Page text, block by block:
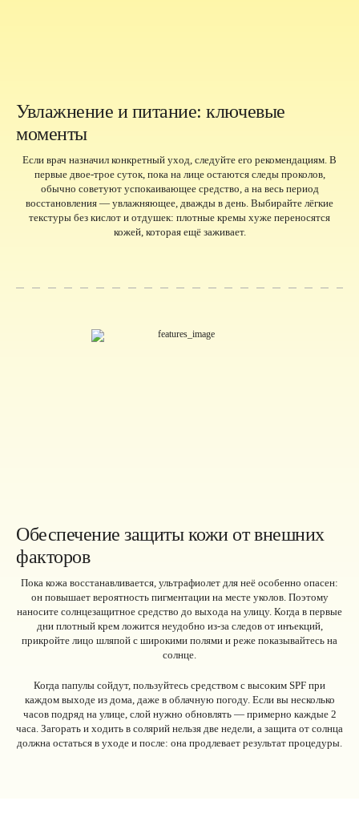
Увлажнение и питание: ключевые
моменты
Если врач назначил конкретный уход, следуйте его рекомендациям. В
первые двое-трое суток, пока на лице остаются следы проколов,
обычно советуют успокаивающее средство, а на весь период
восстановления — увлажняющее, дважды в день. Выбирайте лёгкие
текстуры без кислот и отдушек: плотные кремы хуже переносятся
кожей, которая ещё заживает.
Обеспечение защиты кожи от внешних
факторов
Пока кожа восстанавливается, ультрафиолет для неё особенно опасен:
он повышает вероятность пигментации на месте уколов. Поэтому
наносите солнцезащитное средство до выхода на улицу. Когда в первые
дни плотный крем ложится неудобно из-за следов от инъекций,
прикройте лицо шляпой с широкими полями и реже показывайтесь на
солнце.
Когда папулы сойдут, пользуйтесь средством с высоким SPF при
каждом выходе из дома, даже в облачную погоду. Если вы несколько
часов подряд на улице, слой нужно обновлять — примерно каждые 2
часа. Загорать и ходить в солярий нельзя две недели, а защита от солнца
должна остаться в уходе и после: она продлевает результат процедуры.